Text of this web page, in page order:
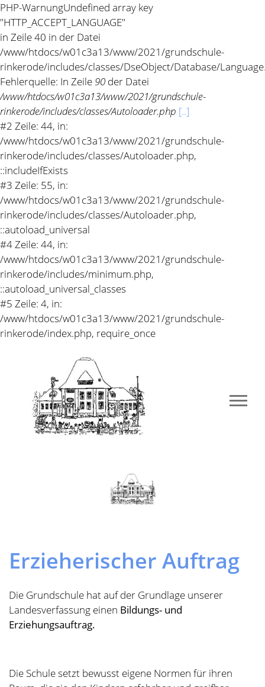
PHP-WarnungUndefined array key
"HTTP_ACCEPT_LANGUAGE"
in Zeile 40 in der Datei
/www/htdocs/w01c3a13/www/2021/grundschule-
rinkerode/includes/classes/DseObject/Database/
Fehlerquelle: In Zeile 90 der Datei
/www/htdocs/w01c3a13/www/2021/grundschule-
rinkerode/includes/classes/Autoloader.php [..]
#2 Zeile: 44, in:
/www/htdocs/w01c3a13/www/2021/grundschule-
rinkerode/includes/classes/Autoloader.php,
::includeIfExists
#3 Zeile: 55, in:
/www/htdocs/w01c3a13/www/2021/grundschule-
rinkerode/includes/classes/Autoloader.php,
::autoload_universal
#4 Zeile: 44, in:
/www/htdocs/w01c3a13/www/2021/grundschule-
rinkerode/includes/minimum.php,
::autoload_universal_classes
#5 Zeile: 4, in:
/www/htdocs/w01c3a13/www/2021/grundschule-
rinkerode/index.php, require_once
Erzieherischer Auftrag
Landesverfassung einenBildungs- und
Raum, die sie den Kindern erfahrbar und greifbar
macht
Es werden Regeln abgesprochen und vereinbart,
an die sich alle Lehrerinnen und Lehrer und
Mitarbeitende gemeinsam mit den Kindern
Verantwortung zugleich.